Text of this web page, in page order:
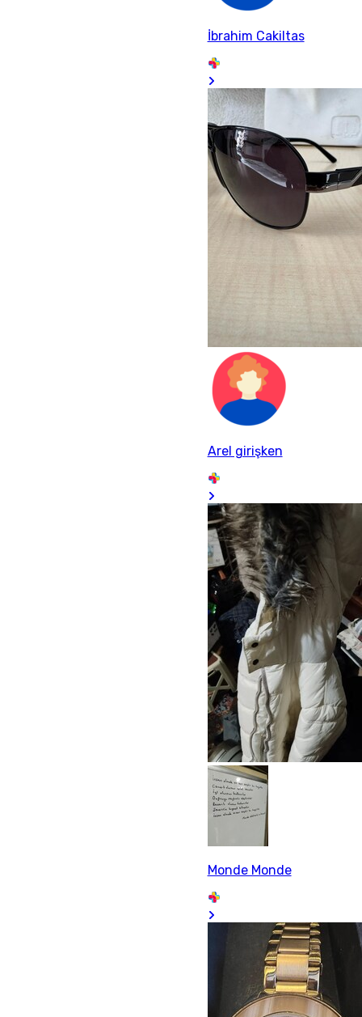
İbrahim Cakiltas
Arel girişken
Monde Monde